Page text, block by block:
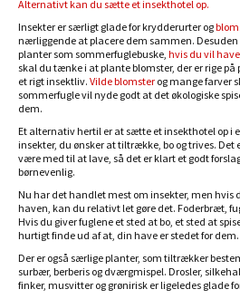
Alternativt kan du sætte et insekthotel op.
Insekter er særligt glade for krydderurter og
nærliggende at placere dem sammen.
planter som sommerfuglebuske, hvis du vil
skal du tænke i at plante blomster, der er rige
et rigt insektliv. Vilde blomster og mange farver
sommerfugle vil nyde godt at det økologiske
dem.
Et alternativ hertil er at sætte et insekthotel op i
insekter, du ønsker at tiltrække, bo og trives. Det
være med til at lave, så det er klart et godt
børnevenlig.
Nu har det handlet mest om insekter, men hvis
haven, kan du relativt let gøre det. Foderbræt,
Hvis du giver fuglene et sted at bo, et sted at
hurtigt finde ud af at, din have er stedet for dem.
Der er også særlige planter, som tiltrækker
surbær, berberis og dværgmispel. Drosler,
finker, musvitter og grønirisk er ligeledes glade